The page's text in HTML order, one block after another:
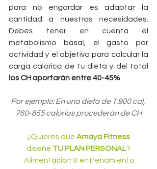
para no engordar es adaptar la
cantidad a nuestras necesidades.
Debes tener en cuenta el
metabolismo basal, el gasto por
actividad y el objetivo para calcular la
los CH aportarán entre 40-45%
Por ejemplo: En una dieta de 1.900 cal,
760-855 calorías procederán de CH
¿Quieres que Amaya Fitness
diseñe TU PLAN PERSONAL?
Alimentación & entrenamiento